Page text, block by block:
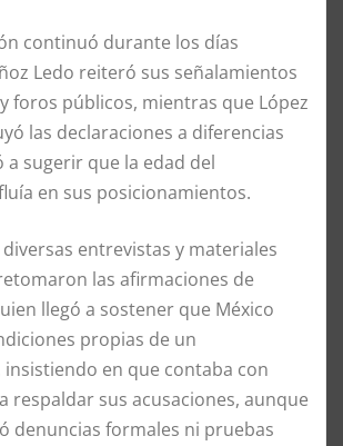
continuó durante los días
Ledo reiteró sus señalamientos
foros públicos, mientras que López
las declaraciones a diferencias
a sugerir que la edad del
en sus posicionamientos.
entrevistas y materiales
las afirmaciones de
llegó a sostener que México
propias de un
insistiendo en que contaba con
respaldar sus acusaciones, aunque
denuncias formales ni pruebas